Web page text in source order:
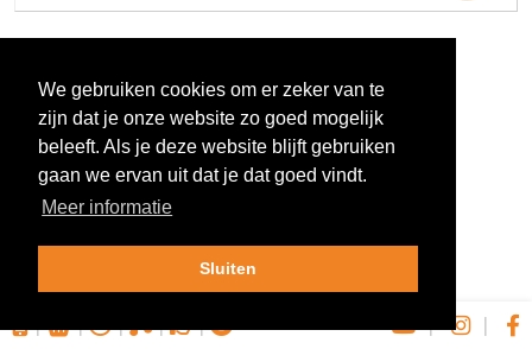
| | | | | | |
We gebruiken cookies om er zeker van te
zijn dat je onze website zo goed mogelijk
beleeft. Als je deze website blijft gebruiken
gaan we ervan uit dat je dat goed vindt.
Meer informatie
Sluiten